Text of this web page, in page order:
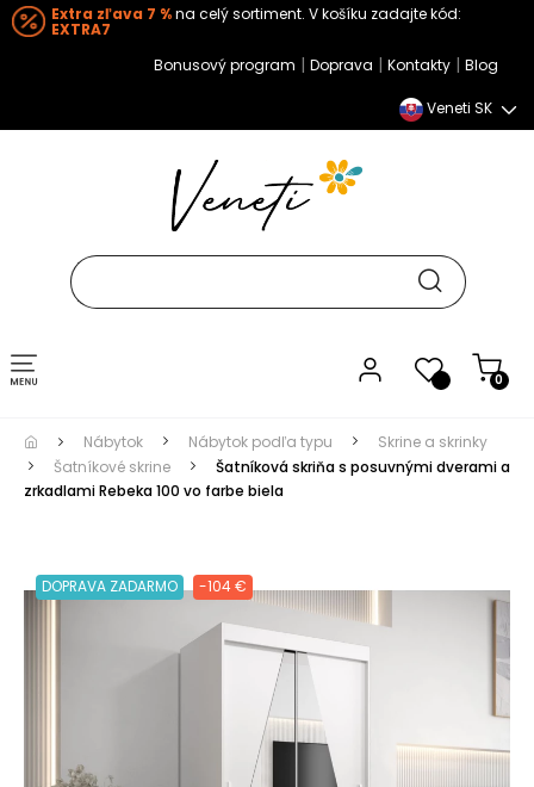
Extra zľava 7 %na celý sortiment. V košíku zadajte kód:
EXTRA7
Bonusový program | Doprava | Kontakty | Blog
Veneti SK
0
Toggle navigation
Nábytok Nábytok podľa typu
Skrine a skrinky
Šatníkové skrine
Šatníková skriňa s posuvnými dverami a
zrkadlami Rebeka 100 vo farbe biela
DOPRAVA ZADARMO -104 €